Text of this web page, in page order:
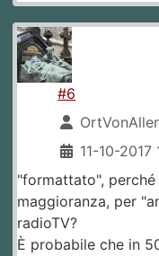
#6
11-10-2017
"formattato",
maggioranza, per
radioTV?
È probabile che in